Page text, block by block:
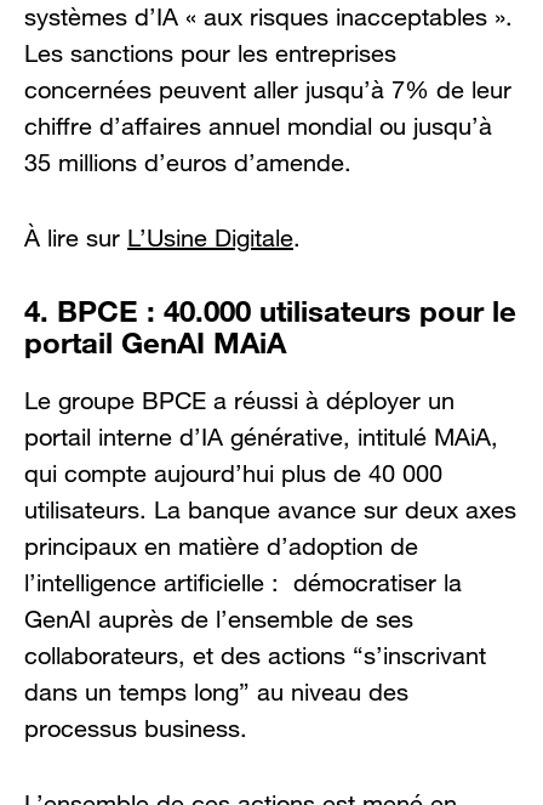
systèmes d’IA « aux risques inacceptables ».
Les sanctions pour les entreprises
concernées peuvent aller jusqu’à 7% de leur
chiffre d’affaires annuel mondial ou jusqu’à
35 millions d’euros d’amende.
À lire sur L’Usine Digitale.
4. BPCE : 40.000 utilisateurs pour le
portail GenAI MAiA
Le groupe BPCE a réussi à déployer un
portail interne d’IA générative, intitulé MAiA,
qui compte aujourd’hui plus de 40 000
utilisateurs. La banque avance sur deux axes
principaux en matière d’adoption de
l’intelligence artificielle : démocratiser la
GenAI auprès de l’ensemble de ses
collaborateurs, et des actions “s’inscrivant
dans un temps long” au niveau des
processus business.